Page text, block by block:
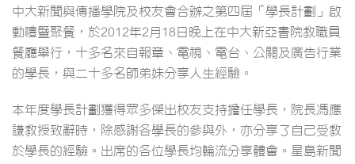
中大新聞與傳播學院及校友會合辦之第四屆「學長計劃」啟
動禮暨聚餐，於2012年2月18日晚上在中大新亞書院教職員
餐廳舉行，十多名來自報章、電視、電台、公關及廣告行業
的學長，與二十多名師弟妹分享人生經驗。
本年度學長計劃獲得眾多傑出校友支持擔任學長，院長馮應
謙教授致辭時，除感謝各學長的參與外，亦分享了自己受教
於學長的經驗。出席的各位學長均輪流分享體會。星島新聞